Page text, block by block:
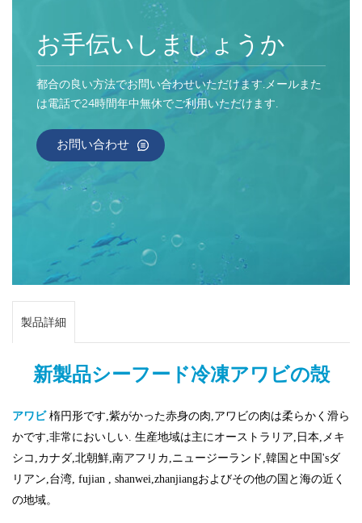
お手伝いしましょうか
都合の良い方法でお問い合わせいただけます.メールまた
は電話で24時間年中無休でご利用いただけます.
お問い合わせ
製品詳細
新製品シーフード冷凍アワビの殻
アワビ楕円形です,紫がかった赤身の肉,アワビの肉は柔らかく滑ら
かです,非常においしい. 生産地域は主にオーストラリア,日本,メキ
シコ,カナダ,北朝鮮,南アフリカ,ニュージーランド,韓国と中国'sダ
リアン,台湾, fujian , shanwei,zhanjiangおよびその他の国と海の近く
の地域。